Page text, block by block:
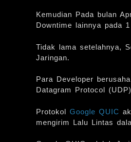
Kemudian Pada bulan
Downtime lainnya pada
Tidak lama setelahnya,
Jaringan.
Para Developer
Datagram Protocol
Protokol Google QUIC
mengirim Lalu Lintas